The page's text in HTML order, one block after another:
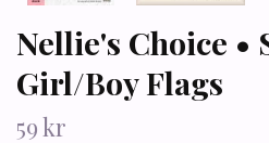
Nellie's Choice •
Girl/Boy Flags
59 kr